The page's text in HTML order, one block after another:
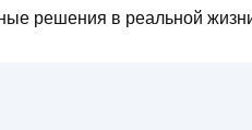
решения в реальной